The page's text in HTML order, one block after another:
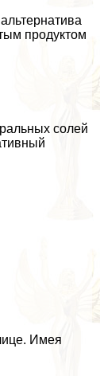
продуктом
солей
Имея